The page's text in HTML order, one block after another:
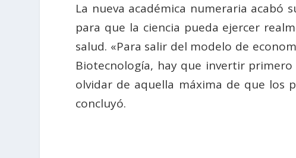
La nueva académica numeraria acabó
para que la ciencia pueda ejercer
salud. «Para salir del modelo de
Biotecnología, hay que invertir
olvidar de aquella máxima de que los
concluyó.